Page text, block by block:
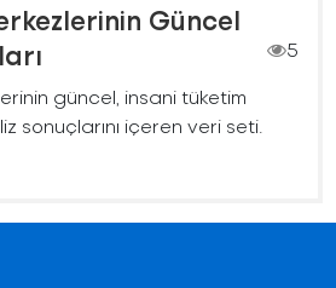
Güncel
5
güncel, insani tüketim
sonuçlarını içeren veri seti.